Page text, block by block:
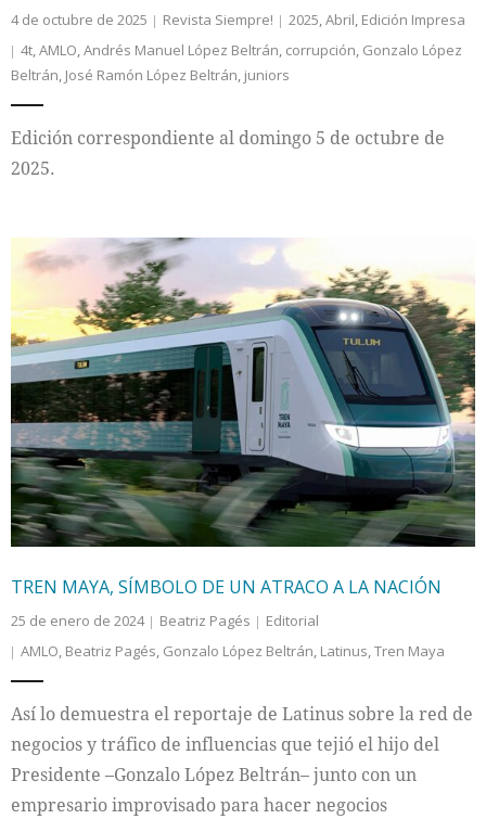
4 de octubre de 2025 Revista Siempre! 2025,Abril, Edición Impresa
4t,AMLO,Andrés Manuel López Beltrán, corrupción, Gonzalo López
Beltrán, José Ramón López Beltrán, juniors
Edición correspondiente al domingo 5 de octubre de
2025.
TREN MAYA, SÍMBOLO DE UN ATRACO A LA NACIÓN
25 de enero de 2024 Beatriz Pagés
Editorial
AMLO, Beatriz Pagés, Gonzalo López Beltrán, Latinus,Tren Maya
Así lo demuestra el reportaje de Latinus sobre la red de
negocios y tráfico de influencias que tejió el hijo del
Presidente –Gonzalo López Beltrán– junto con un
empresario improvisado para hacer negocios